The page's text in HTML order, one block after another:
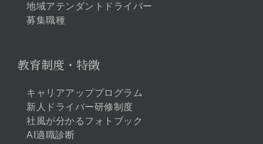
地域アテンダントドライバー
募集職種
教育制度・特徴
キャリアアッププログラム
新人ドライバー研修制度
社風が分かるフォトブック
AI適職診断